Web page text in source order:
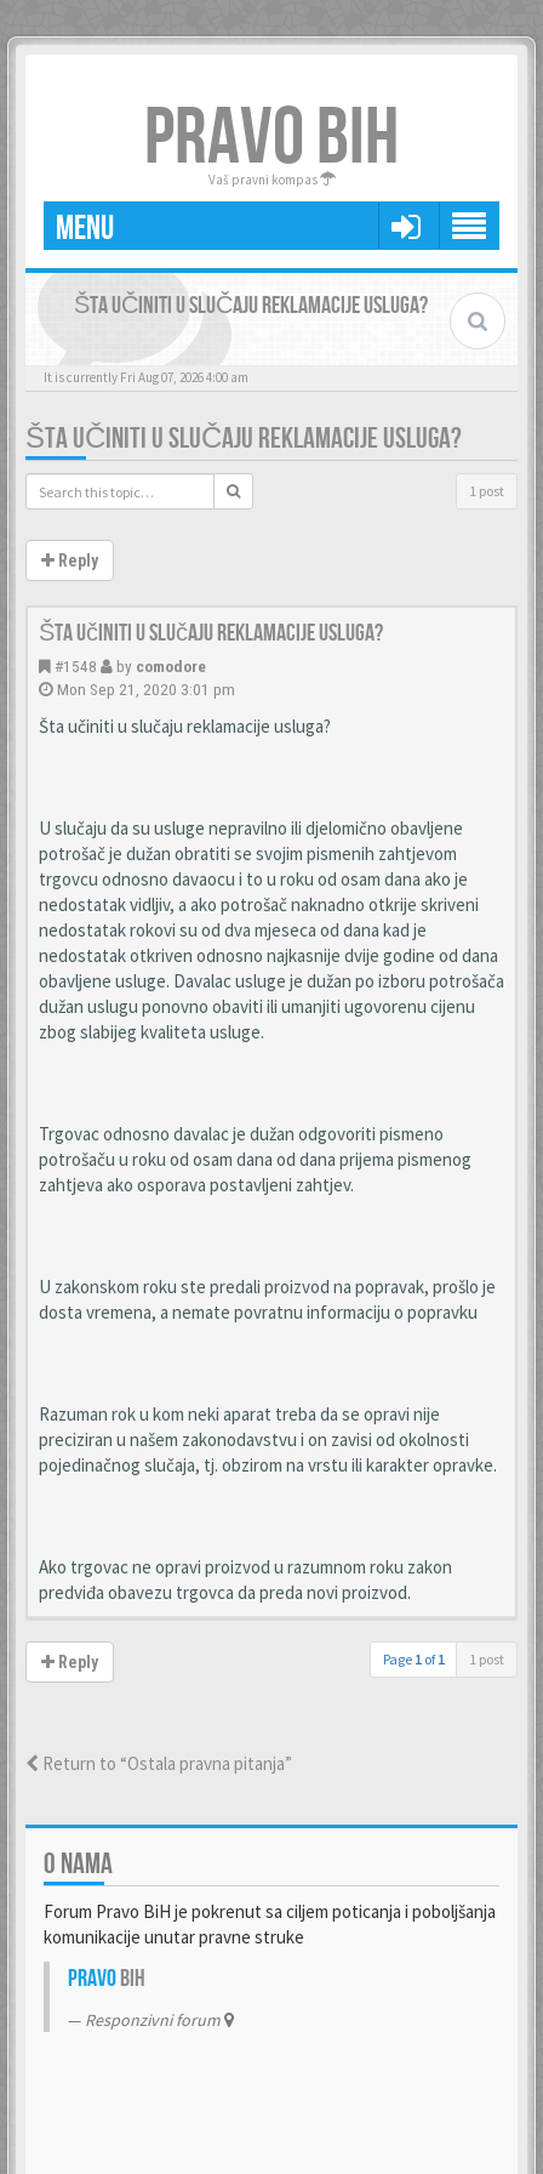
PRAVO BIH
Vaš pravni kompas
MENU
ŠTA UČINITI U SLUČAJU REKLAMACIJE USLUGA?
It is currently Fri Aug 07, 2026 4:00 am
ŠTA UČINITI U SLUČAJU REKLAMACIJE USLUGA?
1 post
Reply
Šta učiniti u slučaju reklamacije usluga?
#1548 by comodore
Mon Sep 21, 2020 3:01 pm
Šta učiniti u slučaju reklamacije usluga?
U slučaju da su usluge nepravilno ili djelomično obavljene
potrošač je dužan obratiti se svojim pismenih zahtjevom
trgovcu odnosno davaocu i to u roku od osam dana ako je
nedostatak vidljiv, a ako potrošač naknadno otkrije skriveni
nedostatak rokovi su od dva mjeseca od dana kad je
nedostatak otkriven odnosno najkasnije dvije godine od dana
obavljene usluge. Davalac usluge je dužan po izboru potrošača
dužan uslugu ponovno obaviti ili umanjiti ugovorenu cijenu
zbog slabijeg kvaliteta usluge.
Trgovac odnosno davalac je dužan odgovoriti pismeno
potrošaču u roku od osam dana od dana prijema pismenog
zahtjeva ako osporava postavljeni zahtjev.
U zakonskom roku ste predali proizvod na popravak, prošlo je
dosta vremena, a nemate povratnu informaciju o popravku
Razuman rok u kom neki aparat treba da se opravi nije
preciziran u našem zakonodavstvu i on zavisi od okolnosti
pojedinačnog slučaja, tj. obzirom na vrstu ili karakter opravke.
Ako trgovac ne opravi proizvod u razumnom roku zakon
predviđa obavezu trgovca da preda novi proizvod.
Reply Page 1 of1 1 post
Return to “Ostala pravna pitanja”
O NAMA
Forum Pravo BiH je pokrenut sa ciljem poticanja i poboljšanja
komunikacije unutar pravne struke
PravoBiH
Responzivni forum